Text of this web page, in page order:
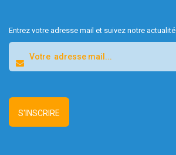
Entrez votre adresse mail et suivez notre actualité